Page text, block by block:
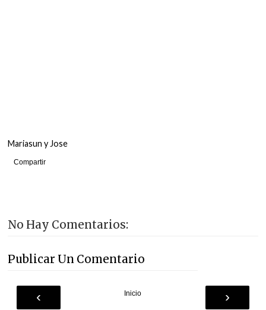
Mariasun y Jose
Compartir
No Hay Comentarios:
Publicar Un Comentario
‹ ›
Inicio